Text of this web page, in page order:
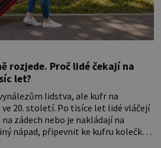
rozjede. Proč lidé čekají na
let?
lidstva, ale kufr na
ve 20. století. Po tisíce let lidé vláčejí
zádech nebo je nakládají na
nápad, připevnit ke kufru kolečka.